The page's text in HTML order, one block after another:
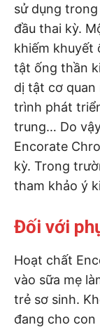
sử dụng
đầu thai kỳ.
khiếm khuyết
tật ống thần
dị tật cơ quan
trình phát
trung… Do
Encorate
kỳ. Trong
tham khảo ý
Đối với
Hoạt chất
vào sữa mẹ
trẻ sơ sinh.
đang cho con